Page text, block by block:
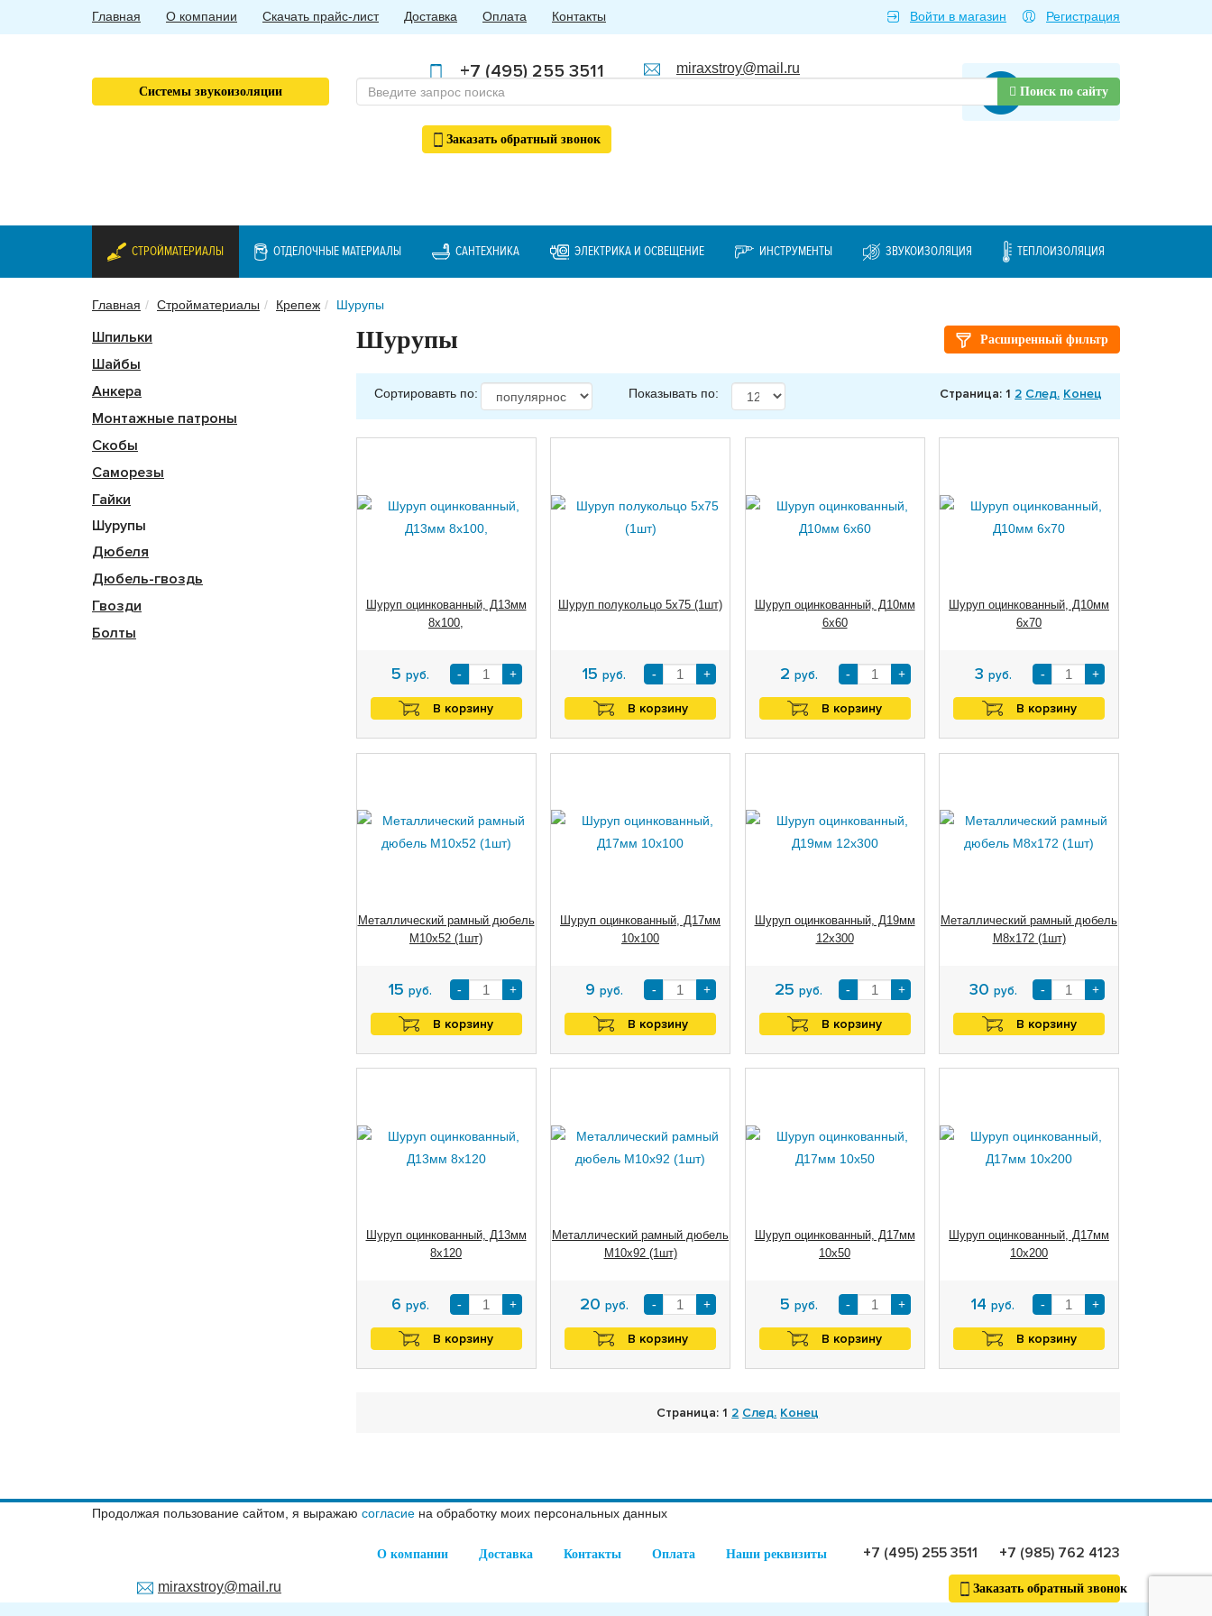
СТРОЙМАТЕРИАЛЫ ОТДЕЛОЧНЫЕ МАТЕРИАЛЫ САНТЕХНИКА ЭЛЕКТРИКА И ОСВЕЩЕНИЕ ИНСТРУМЕНТЫ ЗВУКОИЗОЛЯЦИЯ ТЕПЛОИЗОЛЯЦИЯ
Главная О компании Скачать прайс-лист Доставка Оплата Контакты Войти в магазин Регистрация
Товаров нет
+7 (495) 255 3511
+7 (985) 762 4123
Заказать обратный звонок
miraxstroy@mail.ru
Системы звукоизоляции Поиск по сайту
Главная Стройматериалы Крепеж Шурупы
Шпильки
Шайбы
Анкера
Монтажные патроны
Скобы
Саморезы
Гайки
Шурупы
Дюбеля
Дюбель-гвоздь
Гвозди
Болты
Расширенный фильтр
Шурупы
Сортировавть по: Показывать по: Страница: 1 2 След. Конец
Шуруп оцинкованный, Д13мм
8х100,
- +
5 руб.
В корзину
Шуруп полукольцо 5х75 (1шт)
- +
15 руб.
В корзину
Шуруп оцинкованный, Д10мм
6х60
- +
2 руб.
В корзину
Шуруп оцинкованный, Д10мм
6х70
- +
3 руб.
В корзину
Металлический рамный дюбель
М10х52 (1шт)
- +
15 руб.
В корзину
Шуруп оцинкованный, Д17мм
10х100
- +
9 руб.
В корзину
Шуруп оцинкованный, Д19мм
12х300
- +
25 руб.
В корзину
Металлический рамный дюбель
М8х172 (1шт)
- +
30 руб.
В корзину
Шуруп оцинкованный, Д13мм
8х120
- +
6 руб.
В корзину
Металлический рамный дюбель
М10х92 (1шт)
- +
20 руб.
В корзину
Шуруп оцинкованный, Д17мм
10х50
- +
5 руб.
В корзину
Шуруп оцинкованный, Д17мм
10х200
- +
14 руб.
В корзину
Страница: 1 2 След. Конец
О компании Доставка Контакты Оплата Наши реквизиты +7 (495) 255 3511 +7 (985) 762 4123
Заказать обратный звонок
miraxstroy@mail.ru
Продолжая пользование сайтом, я выражаю согласие на обработку моих персональных данных